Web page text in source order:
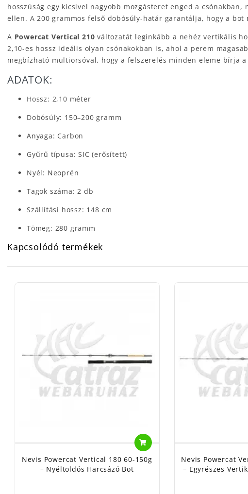
hosszúság egy kicsivel nagyobb mozgásteret enged a
ellen. A 200 grammos felső dobósúly-határ garantálja, hogy a
A Powercat Vertical 210 változatát leginkább a nehéz vertikális
2,10-es hossz ideális olyan csónakokban is, ahol a perem
megbízható multiorsóval, hogy a felszerelés minden eleme bírja
ADATOK:
Hossz: 2,10 méter
Dobósúly: 150–200 gramm
Anyaga: Carbon
Gyűrű típusa: SIC (erősített)
Nyél: Neoprén
Tagok száma: 2 db
Szállítási hossz: 148 cm
Tömeg: 280 gramm
Kapcsolódó termékek
Nevis Powercat Vertical 180 60-150g
– Nyéltoldós Harcsázó Bot
Nevis Powercat
– Egyrészes